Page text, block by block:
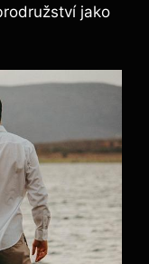
jako